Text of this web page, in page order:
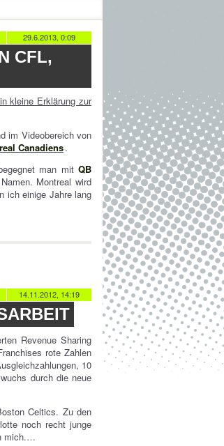
29.6.2013, 0:09
CFL,
kleine Erklärung zur
im Videobereich von
Canadiens.
man mit QB
Montreal wird
ich einige Jahre lang
14.11.2012, 14:19
Revenue Sharing
rote Zahlen
10
durch die neue
Celtics. Zu den
noch recht junge
mich.…